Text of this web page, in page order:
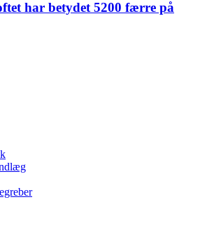
har betydet 5200 færre på